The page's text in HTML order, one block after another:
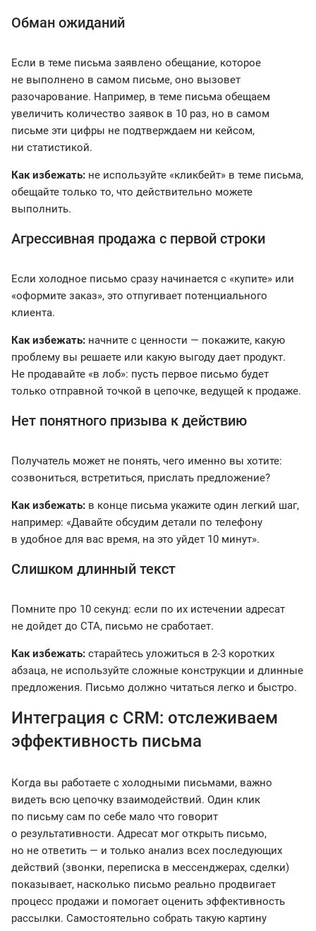
Обман ожиданий
Если в теме письма заявлено обещание, которое
не выполнено в самом письме, оно вызовет
разочарование. Например, в теме письма обещаем
увеличить количество заявок в 10 раз, но в самом
письме эти цифры не подтверждаем ни кейсом,
ни статистикой.
Как избежать: не используйте «кликбейт» в теме письма,
обещайте только то, что действительно можете
выполнить.
Агрессивная продажа с первой строки
Если холодное письмо сразу начинается с «купите» или
«оформите заказ», это отпугивает потенциального
клиента.
Как избежать: начните с ценности — покажите, какую
проблему вы решаете или какую выгоду дает продукт.
Не продавайте «в лоб»: пусть первое письмо будет
только отправной точкой в цепочке, ведущей к продаже.
Нет понятного призыва к действию
Получатель может не понять, чего именно вы хотите:
созвониться, встретиться, прислать предложение?
Как избежать: в конце письма укажите один легкий шаг,
например: «Давайте обсудим детали по телефону
в удобное для вас время, на это уйдет 10 минут».
Слишком длинный текст
Помните про 10 секунд: если по их истечении адресат
не дойдет до CTA, письмо не сработает.
Как избежать: старайтесь уложиться в 2-3 коротких
абзаца, не используйте сложные конструкции и длинные
предложения. Письмо должно читаться легко и быстро.
Интеграция с CRM: отслеживаем
эффективность письма
Когда вы работаете с холодными письмами, важно
видеть всю цепочку взаимодействий. Один клик
по письму сам по себе мало что говорит
о результативности. Адресат мог открыть письмо,
но не ответить — и только анализ всех последующих
действий (звонки, переписка в мессенджерах, сделки)
показывает, насколько письмо реально продвигает
процесс продажи и помогает оценить эффективность
рассылки. Самостоятельно собрать такую картину